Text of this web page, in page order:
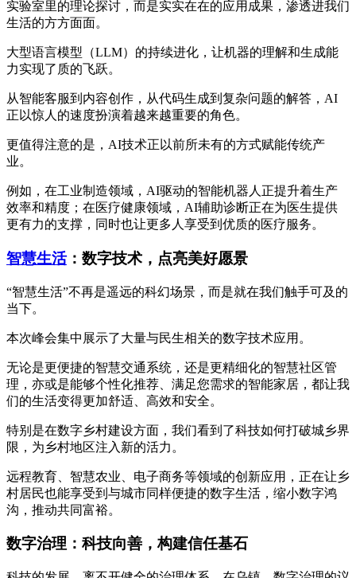
实验室里的理论探讨，而是实实在在的应用成果，渗透进我们
生活的方方面面。
大型语言模型（LLM）的持续进化，让机器的理解和生成能
力实现了质的飞跃。
从智能客服到内容创作，从代码生成到复杂问题的解答，AI
正以惊人的速度扮演着越来越重要的角色。
更值得注意的是，AI技术正以前所未有的方式赋能传统产
业。
例如，在工业制造领域，AI驱动的智能机器人正提升着生产
效率和精度；在医疗健康领域，AI辅助诊断正在为医生提供
更有力的支撑，同时也让更多人享受到优质的医疗服务。
智慧生活：数字技术，点亮美好愿景
“智慧生活”不再是遥远的科幻场景，而是就在我们触手可及的
当下。
本次峰会集中展示了大量与民生相关的数字技术应用。
无论是更便捷的智慧交通系统，还是更精细化的智慧社区管
理，亦或是能够个性化推荐、满足您需求的智能家居，都让我
们的生活变得更加舒适、高效和安全。
特别是在数字乡村建设方面，我们看到了科技如何打破城乡界
限，为乡村地区注入新的活力。
远程教育、智慧农业、电子商务等领域的创新应用，正在让乡
村居民也能享受到与城市同样便捷的数字生活，缩小数字鸿
沟，推动共同富裕。
数字治理：科技向善，构建信任基石